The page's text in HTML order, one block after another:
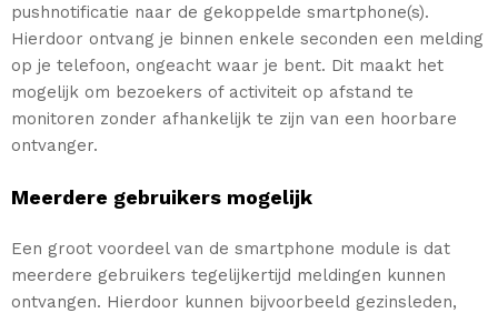
pushnotificatie naar de gekoppelde smartphone(s).
Hierdoor ontvang je binnen enkele seconden een melding
op je telefoon, ongeacht waar je bent. Dit maakt het
mogelijk om bezoekers of activiteit op afstand te
monitoren zonder afhankelijk te zijn van een hoorbare
ontvanger.
Meerdere gebruikers mogelijk
Een groot voordeel van de smartphone module is dat
meerdere gebruikers tegelijkertijd meldingen kunnen
ontvangen. Hierdoor kunnen bijvoorbeeld gezinsleden,